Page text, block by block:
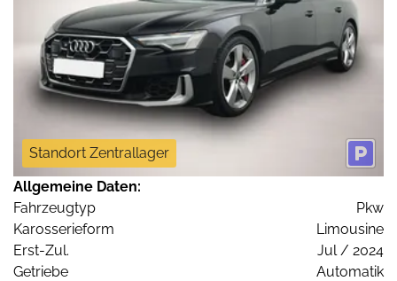
Standort Zentrallager
Allgemeine Daten:
Fahrzeugtyp
Pkw
Karosserieform
Limousine
Erst-Zul.
Jul / 2024
Getriebe
Automatik